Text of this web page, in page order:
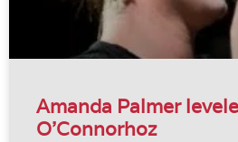
Amanda Palmer
O’Connorhoz